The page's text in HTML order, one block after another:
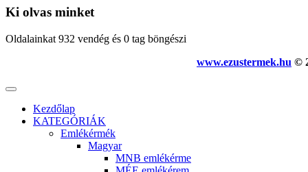
Ki olvas minket
Oldalainkat 932 vendég és 0 tag böngészi
www.ezustermek.hu ©
Kezdőlap
KATEGÓRIÁK
Emlékérmék
Magyar
MNB emlékérme